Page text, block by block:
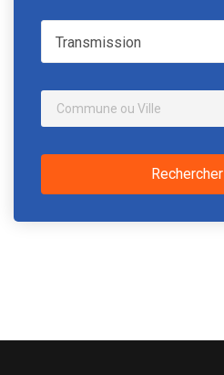
TransmissionTransmission
Rechercher